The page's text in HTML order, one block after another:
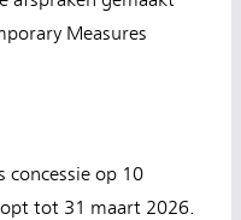
Measures
op 10
tot 31 maart 2026.